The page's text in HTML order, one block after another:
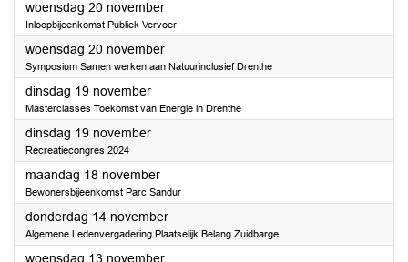
woensdag 20 november2024
Inloopbijeenkomst Publiek Vervoer
woensdag 20 november2024
Symposium Samen werken aan Natuurinclusief Drenthe
dinsdag 19 november2024
Masterclasses Toekomst van Energie in Drenthe
dinsdag 19 november2024
Recreatiecongres 2024
maandag 18 november2024
Bewonersbijeenkomst Parc Sandur
donderdag 14 november2024
Algemene Ledenvergadering Plaatselijk Belang Zuidbarge
woensdag 13 november2024